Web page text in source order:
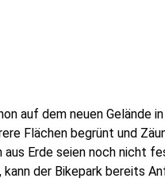
auf dem neuen Gelände
Flächen begrünt und
Erde seien noch nicht
der Bikepark bereits